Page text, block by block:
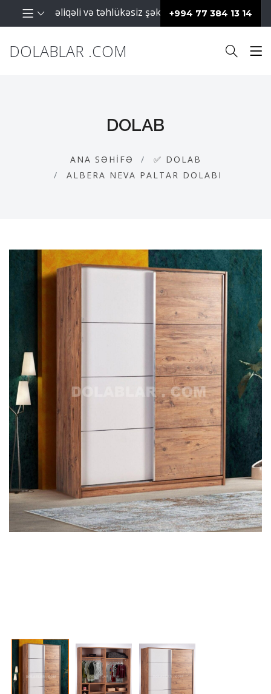
səliqəli və təhlükəsiz şəkildə saxlanılması üçün
+994 77 384 13 14
DOLABLAR .COM
DOLAB
ANA SƏHIFƏ
✅ DOLAB
ALBERA NEVA PALTAR DOLABI